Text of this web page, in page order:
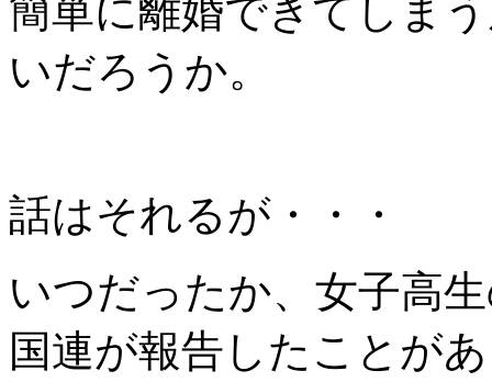
簡単に離婚できてしま
いだろうか。
話はそれるが・・・
いつだったか、女子高
国連が報告したことが